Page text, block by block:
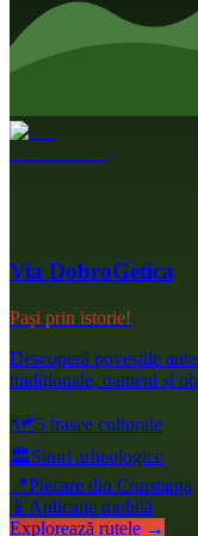
Via DobroGetica
Pași prin istorie!
Descoperă poveștile
tradiționale, oameni și
🗺️5 trasee culturale
🏛️Situri arheologice
📍Plecare din Constanța
📱 Aplicație mobilă
Explorează rutele →